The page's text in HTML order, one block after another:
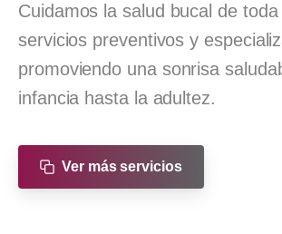
Cuidamos la salud bucal de
servicios preventivos y
promoviendo una sonrisa
infancia hasta la adultez.
Ver más servicios